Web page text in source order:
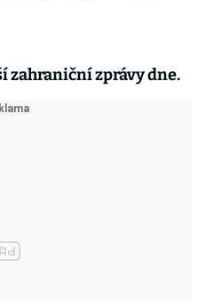
zahraniční zprávy dne.